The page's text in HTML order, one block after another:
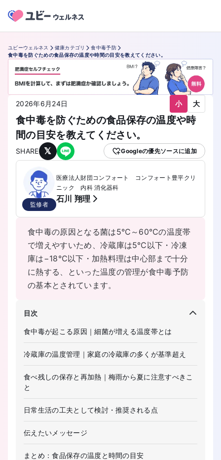
ユビーウェルネス 健康カテゴリ
食中毒予防
食中毒を防ぐための食品保存の温度や時間の目安を教えてください。
2026年6月24日 小 大
食中毒を防ぐための食品保存の温度や時
間の目安を教えてください。
SHARE 𝕏 Googleの優先ソースに追加
監修者
医療法人財団コンフォート コンフォート豊平クリ
ニック 内科 消化器科
石川 翔理
食中毒の原因となる菌は5℃～60℃の温度帯
で増えやすいため、冷蔵庫は5℃以下・冷凍
庫は−18℃以下・加熱料理は中心部まで十分
に熱する、といった温度の管理が食中毒予防
の基本とされています。
目次
食中毒が起こる原因｜細菌が増える温度帯とは
冷蔵庫の温度管理｜家庭の冷蔵庫の多くが基準超え
食べ残しの保存と再加熱｜梅雨から夏に注意すべきこ
と
日常生活の工夫として検討・推奨される点
伝えたいメッセージ
まとめ：食品保存の温度と時間の目安